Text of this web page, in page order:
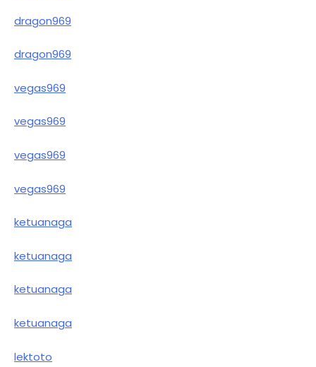
dragon969
dragon969
vegas969
vegas969
vegas969
vegas969
ketuanaga
ketuanaga
ketuanaga
ketuanaga
lektoto